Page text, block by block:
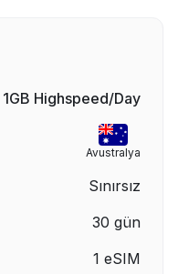
Highspeed/Day
Avustralya
Sınırsız
30 gün
1 eSIM